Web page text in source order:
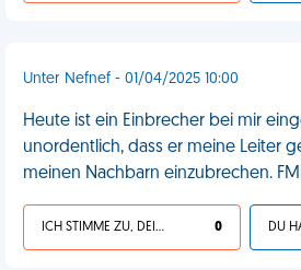
Unter Nefnef - 01/04/2025 10:00
Heute ist ein Einbrecher bei mir
unordentlich, dass er meine Leiter
meinen Nachbarn einzubrechen.
ICH STIMME ZU, DEIN LEBEN IST SCHEISSE 0